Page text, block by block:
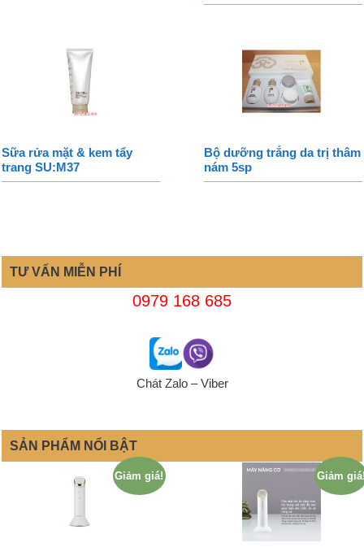
Sữa rửa mặt & kem tẩy
trang SU:M37
Bộ dưỡng trắng da trị thâm
nám 5sp
TƯ VẤN MIỄN PHÍ
0979 168 685
Chát Zalo – Viber
SẢN PHẨM NỔI BẬT
Giảm giá! Giảm